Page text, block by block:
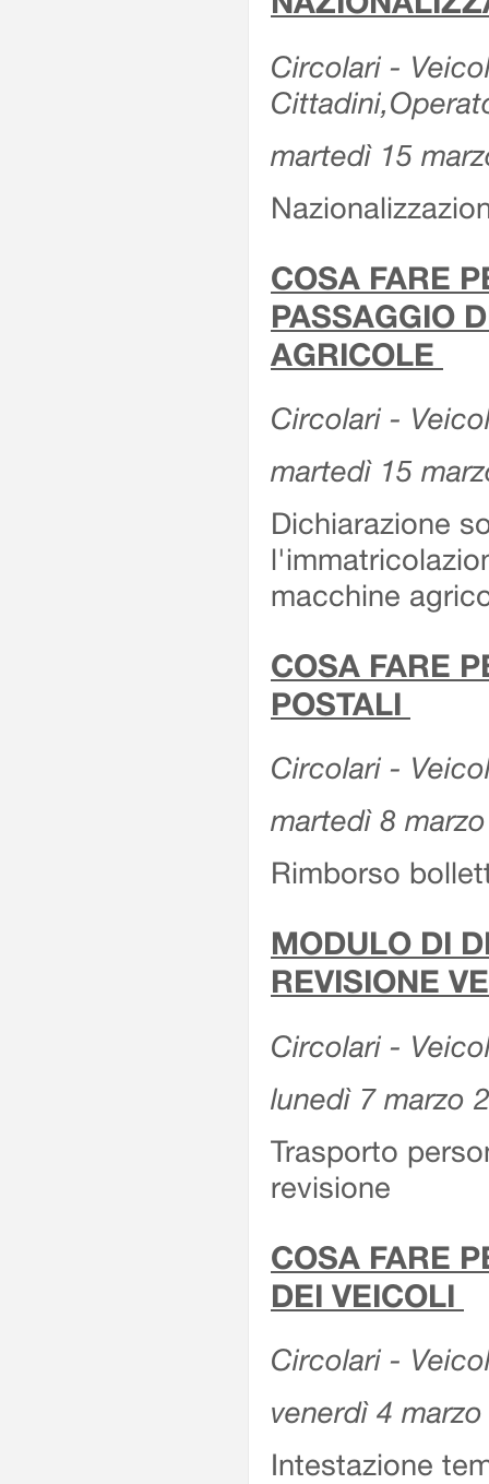
Circolari -
martedì 15
COSA FARE
PASSAGGIO
AGRICOLE
Circolari -
martedì 15
Dichiarazione
macchine
COSA FARE
POSTALI
Circolari -
martedì 8
Rimborso
MODULO DI
REVISIONE
Circolari -
lunedì 7 marzo
Trasporto
revisione
COSA FARE
DEI VEICOLI
Circolari -
venerdì 4
Intestazione